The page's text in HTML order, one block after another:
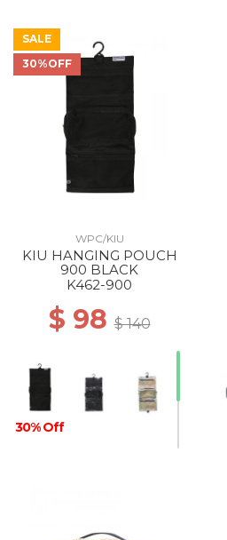
SALE
30%OFF
WPC/KIU
KIU HANGING POUCH
900 BLACK
K462-900
$ 98$ 140
30% Off